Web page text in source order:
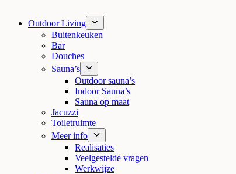
Outdoor Living
Buitenkeuken
Bar
Douches
Sauna’s
Outdoor sauna’s
Indoor Sauna’s
Sauna op maat
Jacuzzi
Toiletruimte
Meer info
Realisaties
Veelgestelde vragen
Werkwijze